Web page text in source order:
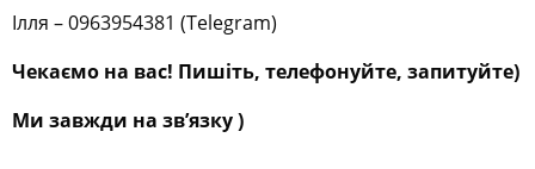
Ілля – 0963954381 (Telegram)
Чекаємо на вас! Пишіть, телефонуйте, запитуйте)
Ми завжди на зв’язку )